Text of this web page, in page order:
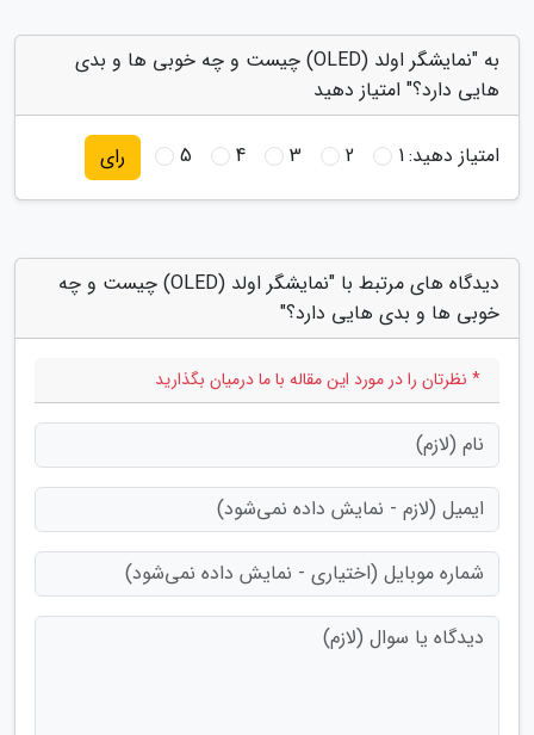
به "نمایشگر اولد (OLED) چیست و چه خوبی ها و بدی
هایی دارد؟" امتیاز دهید
امتیاز دهید:1
2
3
4
5 رای
دیدگاه های مرتبط با "نمایشگر اولد (OLED) چیست و چه
خوبی ها و بدی هایی دارد؟"
* نظرتان را در مورد این مقاله با ما درمیان بگذارید